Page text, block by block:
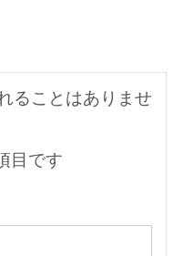
ることはありませ
目です